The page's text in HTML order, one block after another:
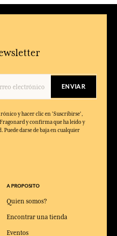
ENVIAR
y hacer clic en 'Suscribirse',
y confirma que ha leído y
darse de baja en cualquier
A PROPOSITO
Quien somos?
Encontrar una tienda
Eventos